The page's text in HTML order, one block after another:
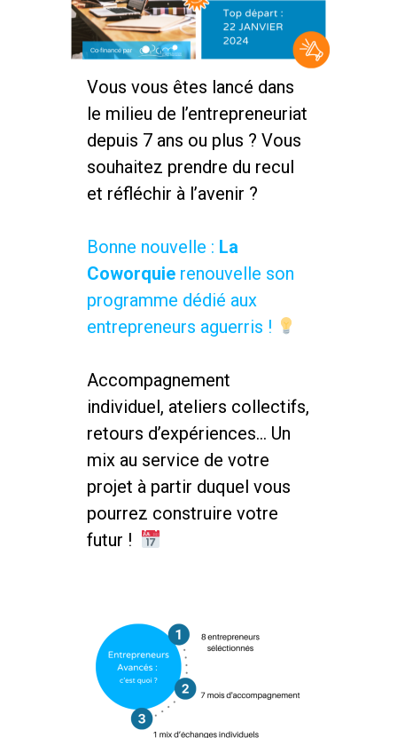
Vous vous êtes lancé dans
le milieu de l’entrepreneuriat
depuis 7 ans ou plus ? Vous
souhaitez prendre du recul
et réfléchir à l’avenir ?
Bonne nouvelle : La
Coworquie renouvelle son
programme dédié aux
entrepreneurs aguerris !
Accompagnement
individuel, ateliers collectifs,
retours d’expériences… Un
mix au service de votre
projet à partir duquel vous
pourrez construire votre
futur !